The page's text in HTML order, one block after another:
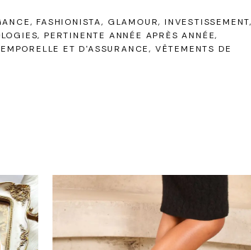
FASHIONISTA GLAMOUR INVESTISSEMENT
PERTINENTE ANNÉE APRÈS ANNÉE
ET D'ASSURANCE VÊTEMENTS DE